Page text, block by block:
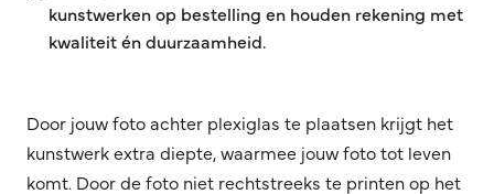
kunstwerken op bestelling en houden rekening met
kwaliteit én duurzaamheid.
Door jouw foto achter plexiglas te plaatsen krijgt het
kunstwerk extra diepte, waarmee jouw foto tot leven
komt. Door de foto niet rechtstreeks te printen op het